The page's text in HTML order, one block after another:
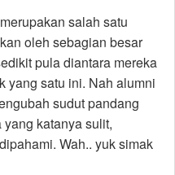
salah satu
oleh sebagian besar
pula diantara mereka
yang satu ini. Nah alumni
sudut pandang
katanya sulit,
Wah.. yuk simak